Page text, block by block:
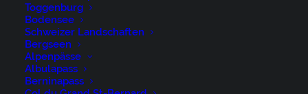
Toggenburg
Bodensee
Schweizer Landschaften
Bergseen
Alpenpässe
Albulapass
Berninapass